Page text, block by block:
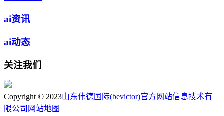
ai资讯
ai动态
关注我们
Copyright © 2023山东伟德国际(bevictor)官方网站信息技术有
限公司 网站地图